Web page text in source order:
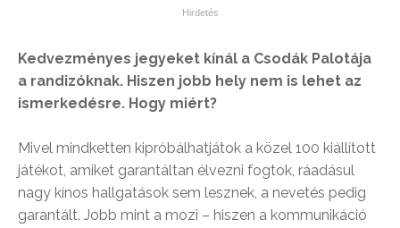
Kedvezményes jegyeket kínál a Csodák Palotája
a randizóknak. Hiszen jobb hely nem is lehet az
ismerkedésre. Hogy miért?
Mivel mindketten kipróbálhatjátok a közel 100 kiállított
játékot, amiket garantáltan élvezni fogtok, ráadásul
nagy kínos hallgatások sem lesznek, a nevetés pedig
garantált. Jobb mint a mozi – hiszen a kommunikáció